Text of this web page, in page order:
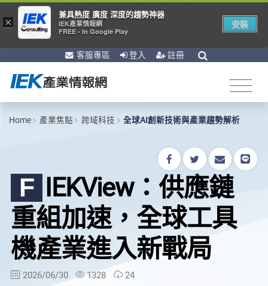
客服專區 登入 註冊
Home 產業焦點 跨域科技 全球AI創新技術與產業趨勢解析
F
IEKView：供應鏈
重組加速，全球工具
機產業進入新戰局
2026/06/30 1328 24
×
兼具熱度 廣度 深度的趨勢神器
IEK產業情報網
FREE - In Google Play
安裝